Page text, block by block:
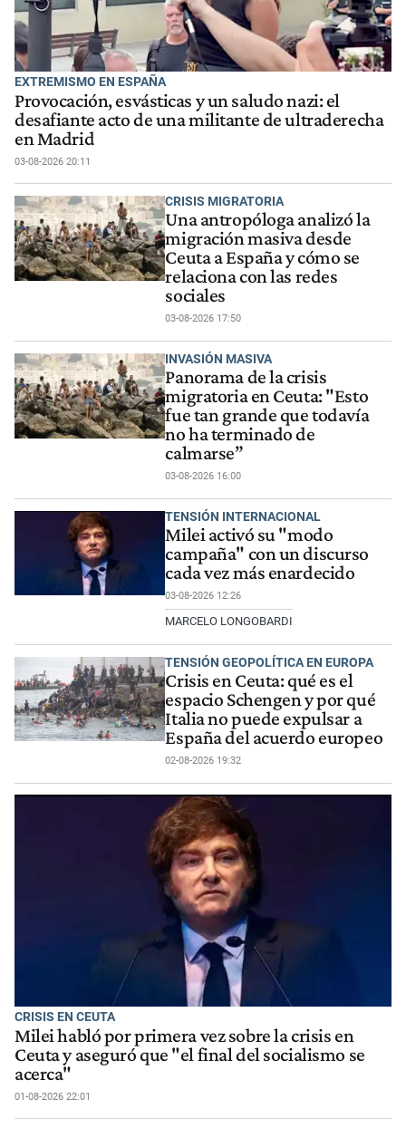
EXTREMISMO EN ESPAÑA
Provocación, esvásticas y un saludo nazi: el
desafiante acto de una militante de ultraderecha
en Madrid
03-08-2026 20:11
CRISIS MIGRATORIA
Una antropóloga analizó la
migración masiva desde
Ceuta a España y cómo se
relaciona con las redes
sociales
03-08-2026 17:50
INVASIÓN MASIVA
Panorama de la crisis
migratoria en Ceuta: "Esto
fue tan grande que todavía
no ha terminado de
calmarse”
03-08-2026 16:00
TENSIÓN INTERNACIONAL
Milei activó su "modo
campaña" con un discurso
cada vez más enardecido
03-08-2026 12:26
MARCELO LONGOBARDI
TENSIÓN GEOPOLÍTICA EN EUROPA
Crisis en Ceuta: qué es el
espacio Schengen y por qué
Italia no puede expulsar a
España del acuerdo europeo
02-08-2026 19:32
CRISIS EN CEUTA
Milei habló por primera vez sobre la crisis en
Ceuta y aseguró que "el final del socialismo se
acerca"
01-08-2026 22:01